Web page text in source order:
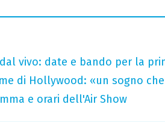
vivo: date e bando per la
di Hollywood: «un sogno
e orari dell'Air Show